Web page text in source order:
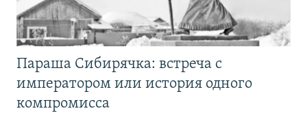
Параша Сибирячка: встреча с
императором или история одного
компромисса